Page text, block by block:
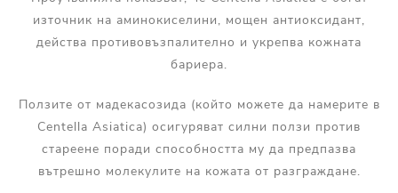
източник на аминокиселини, мощен антиоксидант,
действа противовъзпалително и укрепва кожната
бариера.
Ползите от мадекасозида (който можете да намерите в
Centella Asiatica) осигуряват силни ползи против
стареене поради способността му да предпазва
вътрешно молекулите на кожата от разграждане.